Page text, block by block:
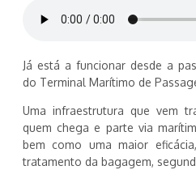
Já está a funcionar desde a
do Terminal Marítimo de
Uma infraestrutura que vem
quem chega e parte via
bem como uma maior
tratamento da bagagem,